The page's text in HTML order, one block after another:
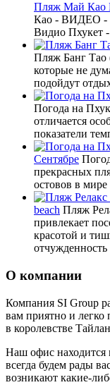
Пляж Май
Као - ВИДЕО -
Видио Пхукет
Пляж Банг Тао
которые не
подойдут
Погода на
отличается
показатели
Сентябре
прекрасных
остовов в
beach Пляж
привлекает
красотой и
О компании
Компания SI Group
вам приятно и легко
в королевстве
Наш офис находится
всегда будем рады
возникают какие-